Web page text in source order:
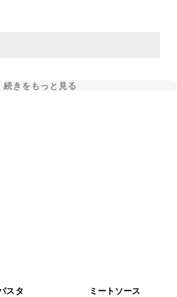
続きをもっと見る
スタ ミートソース